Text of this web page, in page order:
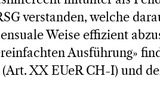
verstanden, welche
Weise effizient
Ausführung»
XX EUeR CH-I) und